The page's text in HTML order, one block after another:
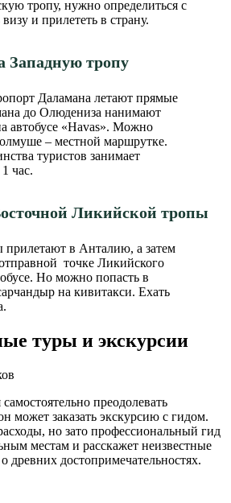
тропу, нужно определиться с
и прилететь в страну.
Западную тропу
Даламана летают прямые
до Олюдениза нанимают
автобусе «Havas». Можно
– местной маршрутке.
туристов занимает
час.
Ликийской тропы
прилетают в Анталию, а затем
точке Ликийского
Но можно попасть в
на кивитакси. Ехать
туры и экскурсии
преодолевать
может заказать экскурсию с гидом.
но зато профессиональный гид
местам и расскажет неизвестные
древних достопримечательностях.